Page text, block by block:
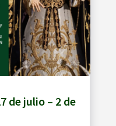
de julio – 2 de